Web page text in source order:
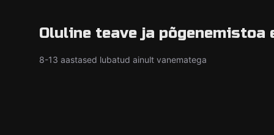
Oluline teave ja põgenemistoa
8-13 aastased lubatud ainult vanematega